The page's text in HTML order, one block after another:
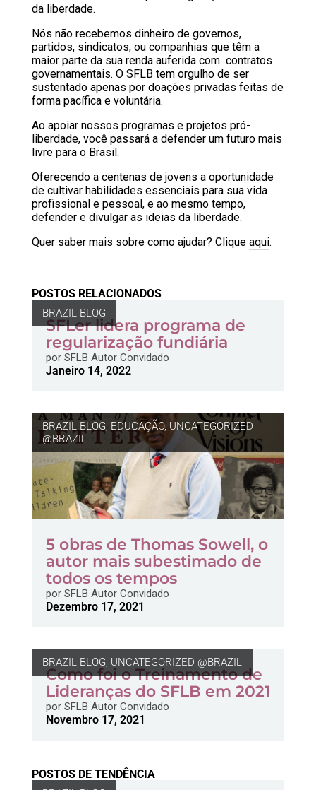
da liberdade.
Nós não recebemos dinheiro de governos,
partidos, sindicatos, ou companhias que têm a
maior parte da sua renda auferida com contratos
governamentais. O SFLB tem orgulho de ser
sustentado apenas por doações privadas feitas de
forma pacífica e voluntária.
Ao apoiar nossos programas e projetos pró-
liberdade, você passará a defender um futuro mais
livre para o Brasil.
Oferecendo a centenas de jovens a oportunidade
de cultivar habilidades essenciais para sua vida
profissional e pessoal, e ao mesmo tempo,
defender e divulgar as ideias da liberdade.
Quer saber mais sobre como ajudar? Clique aqui.
POSTOS RELACIONADOS
BRAZIL BLOG
SFLer lidera programa de
regularização fundiária
porSFLB Autor Convidado
Janeiro 14, 2022
BRAZIL BLOG, EDUCAÇÃO, UNCATEGORIZED
@BRAZIL
5 obras de Thomas Sowell, o
autor mais subestimado de
todos os tempos
porSFLB Autor Convidado
Dezembro 17, 2021
BRAZIL BLOG, UNCATEGORIZED @BRAZIL
Como foi o Treinamento de
Lideranças do SFLB em 2021
porSFLB Autor Convidado
Novembro 17, 2021
POSTOS DE TENDÊNCIA